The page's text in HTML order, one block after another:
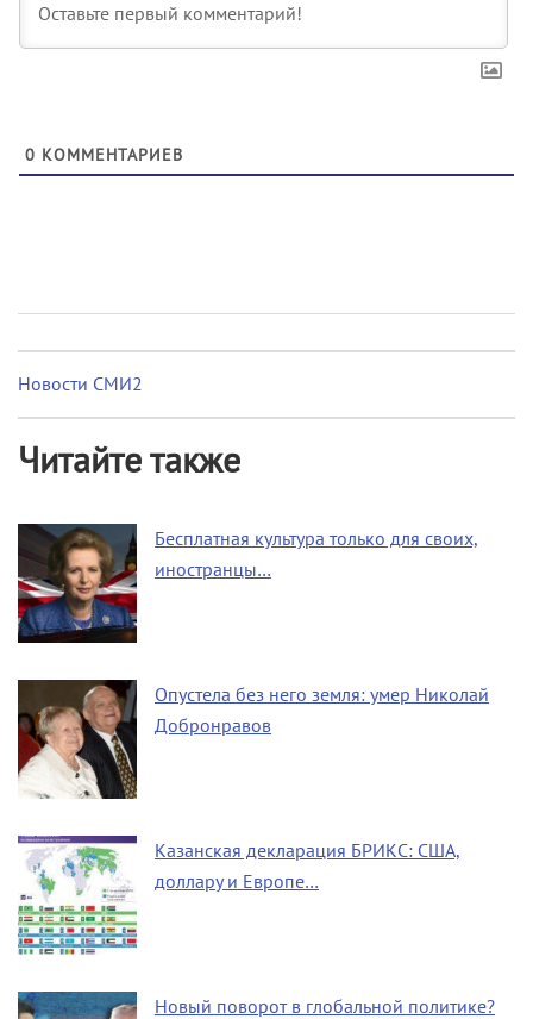
0 КОММЕНТАРИЕВ
Новости СМИ2
Читайте также
Бесплатная культура только для своих,
иностранцы…
Опустела без него земля: умер Николай
Добронравов
Казанская декларация БРИКС: США,
доллару и Европе…
Новый поворот в глобальной политике?